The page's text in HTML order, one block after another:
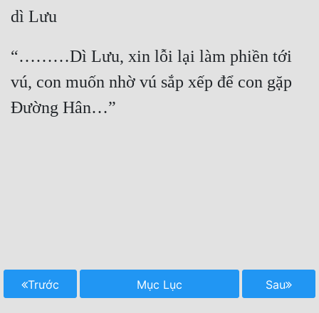
dì Lưu
“………Dì Lưu, xin lỗi lại làm phiền tới
vú, con muốn nhờ vú sắp xếp để con gặp
Đường Hân…”
Trước Mục Lục Sau